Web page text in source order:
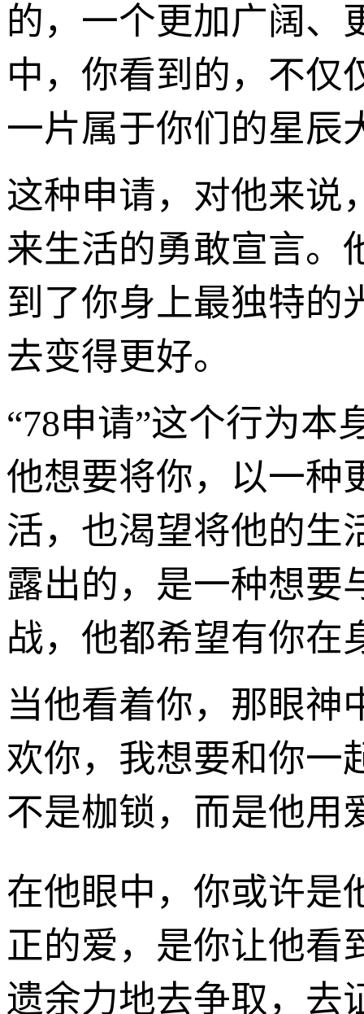
的，一个更加广阔、
中，你看到的，不仅
一片属于你们的星辰
这种申请，对他来说
来生活的勇敢宣言。
到了你身上最独特的
去变得更好。
“78申请”这个行为本
他想要将你，以一种
活，也渴望将他的生
露出的，是一种想要
战，他都希望有你在
当他看着你，那眼神
欢你，我想要和你一
不是枷锁，而是他
在他眼中，你或许是
正的爱，是你让他看
遗余力地去争取，去